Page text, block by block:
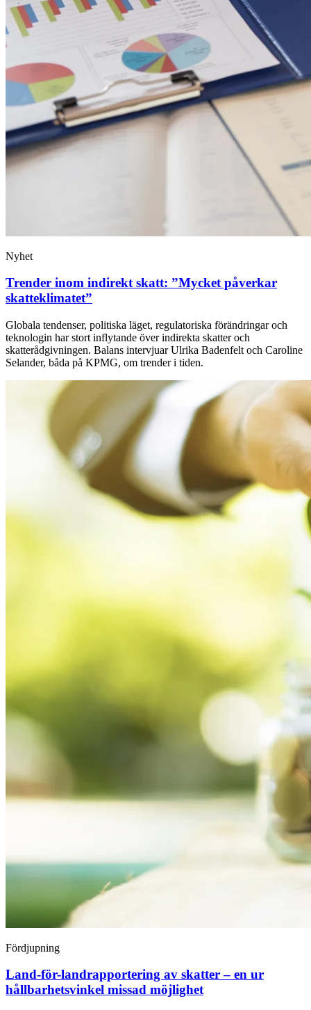
Nyhet
Trender inom indirekt skatt: ”Mycket påverkar
skatteklimatet”
Globala tendenser, politiska läget, regulatoriska förändringar och
teknologin har stort inflytande över indirekta skatter och
skatterådgivningen. Balans intervjuar Ulrika Badenfelt och Caroline
Selander, båda på KPMG, om trender i tiden.
Fördjupning
Land-för-land­rapportering av skatter – en ur
hållbarhets­vinkel missad möjlighet